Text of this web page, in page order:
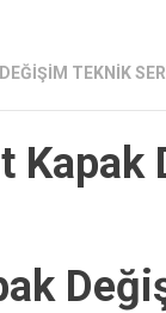
TEKNIK
Kapak